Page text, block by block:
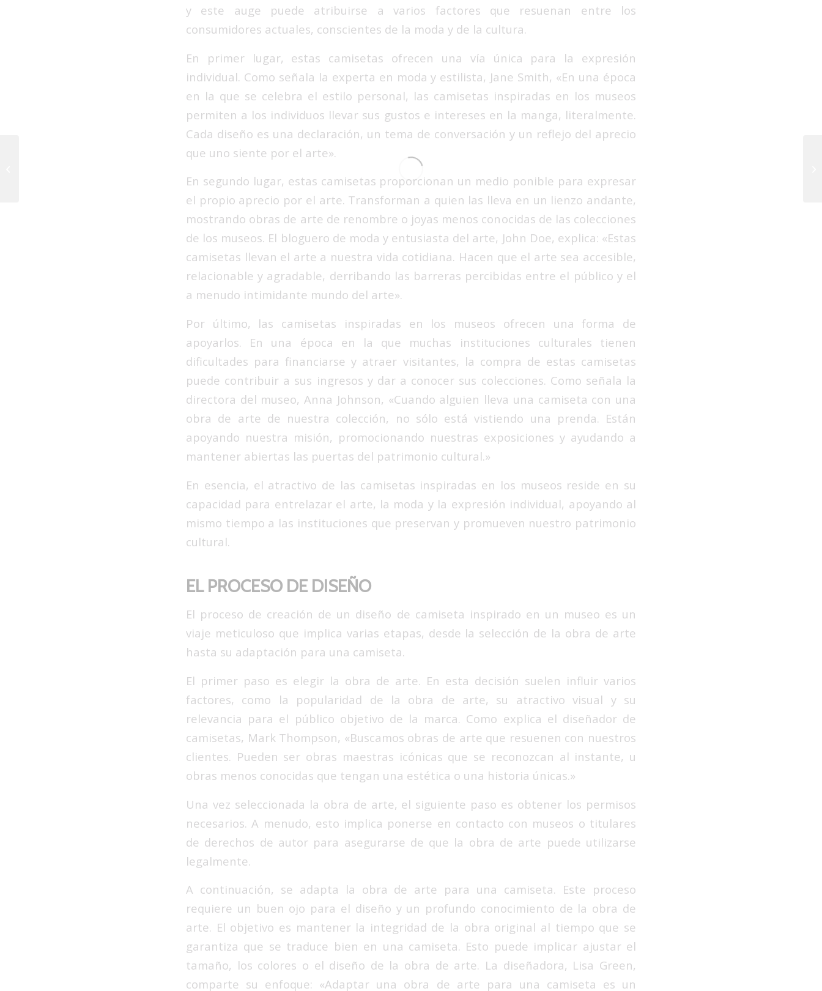
y este auge puede atribuirse a varios factores que resuenan entre los
consumidores actuales, conscientes de la moda y de la cultura.
En primer lugar, estas camisetas ofrecen una vía única para la expresión
individual. Como señala la experta en moda y estilista, Jane Smith, «En una época
en la que se celebra el estilo personal, las camisetas inspiradas en los museos
permiten a los individuos llevar sus gustos e intereses en la manga, literalmente.
Cada diseño es una declaración, un tema de conversación y un reflejo del aprecio
que uno siente por el arte».
En segundo lugar, estas camisetas proporcionan un medio ponible para expresar
el propio aprecio por el arte. Transforman a quien las lleva en un lienzo andante,
mostrando obras de arte de renombre o joyas menos conocidas de las colecciones
de los museos. El bloguero de moda y entusiasta del arte, John Doe, explica: «Estas
camisetas llevan el arte a nuestra vida cotidiana. Hacen que el arte sea accesible,
relacionable y agradable, derribando las barreras percibidas entre el público y el
a menudo intimidante mundo del arte».
Por último, las camisetas inspiradas en los museos ofrecen una forma de
apoyarlos. En una época en la que muchas instituciones culturales tienen
dificultades para financiarse y atraer visitantes, la compra de estas camisetas
puede contribuir a sus ingresos y dar a conocer sus colecciones. Como señala la
directora del museo, Anna Johnson, «Cuando alguien lleva una camiseta con una
obra de arte de nuestra colección, no sólo está vistiendo una prenda. Están
apoyando nuestra misión, promocionando nuestras exposiciones y ayudando a
mantener abiertas las puertas del patrimonio cultural.»
En esencia, el atractivo de las camisetas inspiradas en los museos reside en su
capacidad para entrelazar el arte, la moda y la expresión individual, apoyando al
mismo tiempo a las instituciones que preservan y promueven nuestro patrimonio
cultural.
EL PROCESO DE DISEÑO
El proceso de creación de un diseño de camiseta inspirado en un museo es un
viaje meticuloso que implica varias etapas, desde la selección de la obra de arte
hasta su adaptación para una camiseta.
El primer paso es elegir la obra de arte. En esta decisión suelen influir varios
factores, como la popularidad de la obra de arte, su atractivo visual y su
relevancia para el público objetivo de la marca. Como explica el diseñador de
camisetas, Mark Thompson, «Buscamos obras de arte que resuenen con nuestros
clientes. Pueden ser obras maestras icónicas que se reconozcan al instante, u
obras menos conocidas que tengan una estética o una historia únicas.»
Una vez seleccionada la obra de arte, el siguiente paso es obtener los permisos
necesarios. A menudo, esto implica ponerse en contacto con museos o titulares
de derechos de autor para asegurarse de que la obra de arte puede utilizarse
legalmente.
A continuación, se adapta la obra de arte para una camiseta. Este proceso
requiere un buen ojo para el diseño y un profundo conocimiento de la obra de
arte. El objetivo es mantener la integridad de la obra original al tiempo que se
garantiza que se traduce bien en una camiseta. Esto puede implicar ajustar el
tamaño, los colores o el diseño de la obra de arte. La diseñadora, Lisa Green,
comparte su enfoque: «Adaptar una obra de arte para una camiseta es un